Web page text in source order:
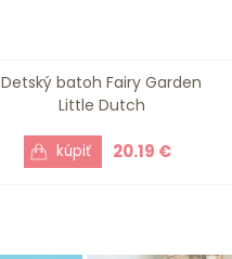
Detský batoh Fairy Garden
Little Dutch
20.19 €